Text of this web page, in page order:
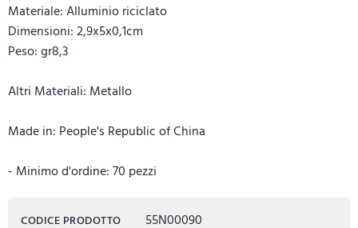
Materiale: Alluminio riciclato
Dimensioni: 2,9x5x0,1cm
Peso: gr8,3
Altri Materiali: Metallo
Made in: People's Republic of China
- Minimo d'ordine: 70 pezzi
CODICE PRODOTTO 55N00090